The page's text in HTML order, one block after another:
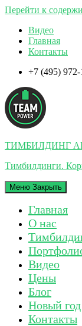
Перейти к
Видео
Главная
Контакты
+7 (495) 972-
ТИМБИЛДИНГ
Тимбилдинги.
Меню Закрыть
Главная
О нас
Видео
Цены
Блог
Новый год
Контакты